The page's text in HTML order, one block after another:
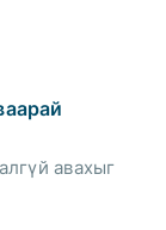
авахыг